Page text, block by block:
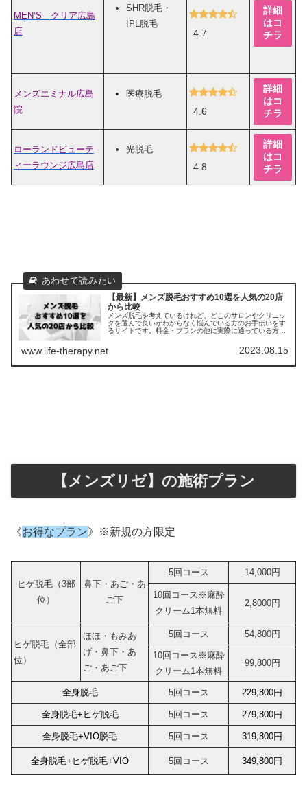
MEN’S クリア広島
店
SHR脱毛・
IPL脱毛
4.7
詳細
はコ
チラ
メンズエミナル広島
院
医療脱毛
4.6
詳細
はコ
チラ
ローランドビューテ
ィーラウンジ広島店
光脱毛
4.8
詳細
はコ
チラ
【最新】メンズ脱毛おすすめ10選を人気の20店
から比較
メンズ脱毛を考えているけれど、どこのサロンやクリニッ
クを選んで良いかわからなく悩んでいる方のお手伝いをす
るサイトです。料金・プランの他に実際に通っている方の
www.life-therapy.net 2023.08.15
【メンズリゼ】の施術プラン
《お得なプラン》※新規の方限定
ヒゲ脱毛（3部
位）
鼻下・あご・あ
ご下
5回コース 14,000円
10回コース※麻酔
クリーム1本無料
2,8000円
ヒゲ脱毛（全部
位）
ほほ・もみあ
げ・鼻下・あ
ご・あご下
5回コース 54,800円
10回コース※麻酔
クリーム1本無料
99,800円
全身脱毛 5回コース 229,800円
全身脱毛+ヒゲ脱毛 5回コース 279,800円
全身脱毛+VIO脱毛 5回コース 319,800円
全身脱毛+ヒゲ脱毛+VIO 5回コース 349,800円